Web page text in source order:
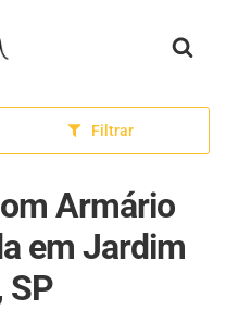
inicial
Filtrar
Armário
em Jardim
SP